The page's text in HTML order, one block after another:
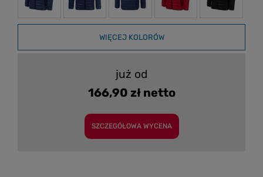
WIĘCEJ KOLORÓW
już od
166,90 zł netto
SZCZEGÓŁOWA WYCENA